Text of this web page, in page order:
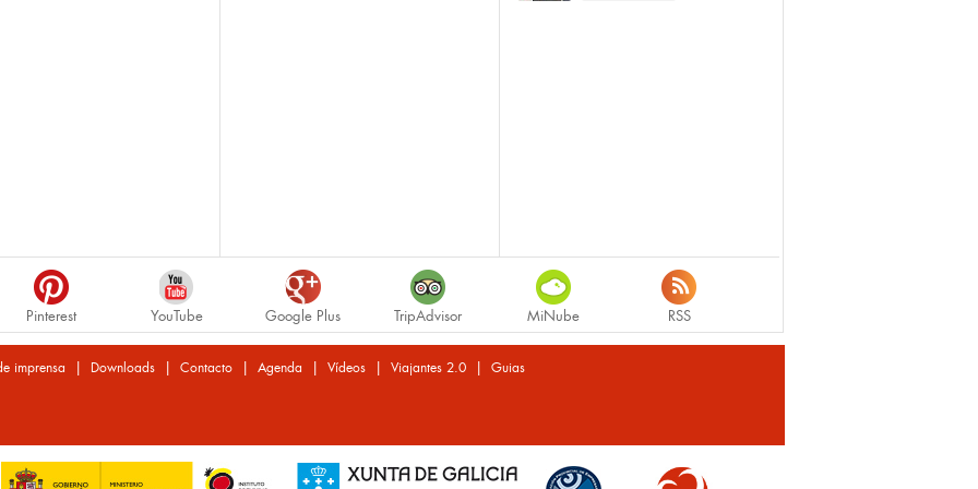
Pinterest YouTube Google Plus TripAdvisor MiNube RSS
imprensa | Downloads | Contacto | Agenda | Vídeos | Viajantes 2.0 | Guias